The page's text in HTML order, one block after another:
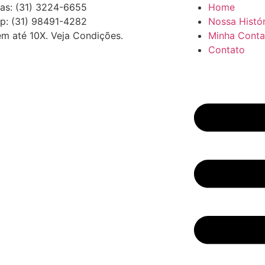
(31) 3224-6655
(31) 98491-4282
até 10X. Veja Condições.
Home
Nossa
Minha Conta
Contato